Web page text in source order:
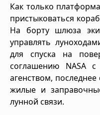
Как только
пристыковаться
На борту шлюза
управлять
для спуска на
соглашению NASA с
агенством,
жилые и
лунной связи.